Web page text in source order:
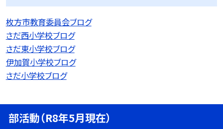
枚方市教育委員会ブログ
さだ西小学校ブログ
さだ東小学校ブログ
伊加賀小学校ブログ
さだ小学校ブログ
部活動（R8年5月現在）